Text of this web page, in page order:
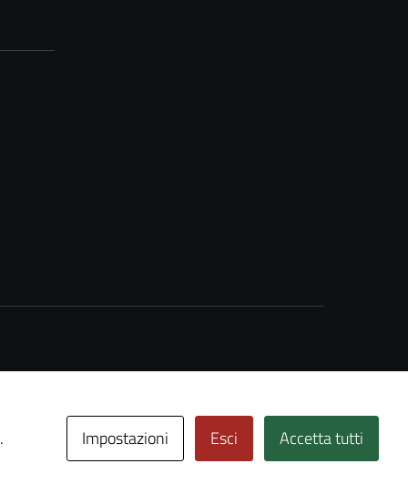
Impostazioni Esci Accetta tutti